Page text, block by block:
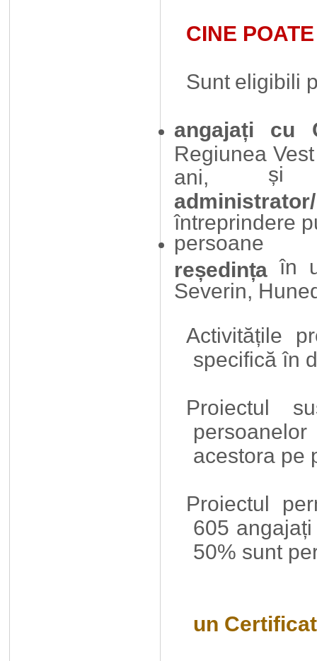
CINE POATE
Sunt eligibili
angajați cu
Regiunea
ani,
și
întreprindere
persoane
reședințaîn
Severin,
Activitățile
specifică în
Proiectul
acestora pe
Proiectul
605
50% sunt
un